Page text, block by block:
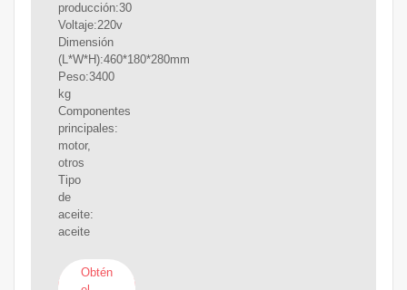
producción:30
Voltaje:220v
Dimensión
(L*W*H):460*180*280mm
Peso:3400
kg
Componentes
principales:
motor,
otros
Tipo
de
aceite:
aceite
Obtén